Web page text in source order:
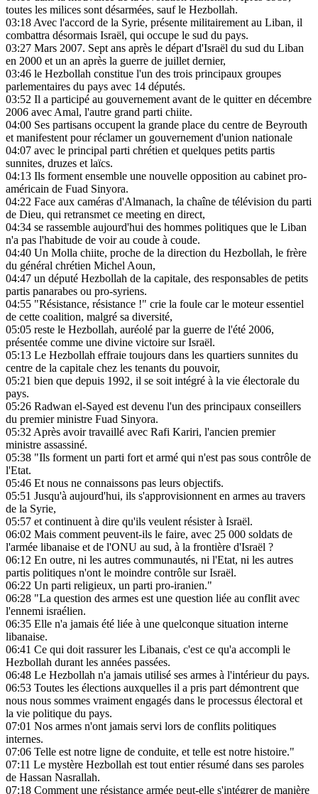
toutes les milices sont désarmées, sauf le Hezbollah.
03:18Avec l'accord de la Syrie, présente militairement au Liban, il
combattra désormais Israël, qui occupe le sud du pays.
03:27 Mars 2007. Sept ans après le départ d'Israël du sud du Liban
en 2000 et un an après la guerre de juillet dernier,
03:46 le Hezbollah constitue l'un des trois principaux groupes
parlementaires du pays avec 14 députés.
03:52 Il a participé au gouvernement avant de le quitter en décembre
2006 avec Amal, l'autre grand parti chiite.
04:00 Ses partisans occupent la grande place du centre de Beyrouth
et manifestent pour réclamer un gouvernement d'union nationale
04:07 avec le principal parti chrétien et quelques petits partis
sunnites, druzes et laïcs.
04:13 Ils forment ensemble une nouvelle opposition au cabinet pro-
américain de Fuad Sinyora.
04:22 Face aux caméras d'Almanach, la chaîne de télévision du parti
de Dieu, qui retransmet ce meeting en direct,
04:34 se rassemble aujourd'hui des hommes politiques que le Liban
n'a pas l'habitude de voir au coude à coude.
04:40 Un Molla chiite, proche de la direction du Hezbollah, le frère
du général chrétien Michel Aoun,
04:47 un député Hezbollah de la capitale, des responsables de petits
partis panarabes ou pro-syriens.
04:55 "Résistance, résistance !" crie la foule car le moteur essentiel
de cette coalition, malgré sa diversité,
05:05 reste le Hezbollah, auréolé par la guerre de l'été 2006,
présentée comme une divine victoire sur Israël.
05:13 Le Hezbollah effraie toujours dans les quartiers sunnites du
centre de la capitale chez les tenants du pouvoir,
05:21 bien que depuis 1992, il se soit intégré à la vie électorale du
pays.
05:26 Radwan el-Sayed est devenu l'un des principaux conseillers
du premier ministre Fuad Sinyora.
05:32Après avoir travaillé avec Rafi Kariri, l'ancien premier
ministre assassiné.
05:38 "Ils forment un parti fort et armé qui n'est pas sous contrôle de
l'Etat.
05:46 Et nous ne connaissons pas leurs objectifs.
05:51 Jusqu'à aujourd'hui, ils s'approvisionnent en armes au travers
de la Syrie,
05:57 et continuent à dire qu'ils veulent résister à Israël.
06:02 Mais comment peuvent-ils le faire, avec 25 000 soldats de
l'armée libanaise et de l'ONU au sud, à la frontière d'Israël ?
06:12 En outre, ni les autres communautés, ni l'Etat, ni les autres
partis politiques n'ont le moindre contrôle sur Israël.
06:22 Un parti religieux, un parti pro-iranien."
06:28 "La question des armes est une question liée au conflit avec
l'ennemi israélien.
06:35 Elle n'a jamais été liée à une quelconque situation interne
libanaise.
06:41 Ce qui doit rassurer les Libanais, c'est ce qu'a accompli le
Hezbollah durant les années passées.
06:48 Le Hezbollah n'a jamais utilisé ses armes à l'intérieur du pays.
06:53 Toutes les élections auxquelles il a pris part démontrent que
nous nous sommes vraiment engagés dans le processus électoral et
la vie politique du pays.
07:01 Nos armes n'ont jamais servi lors de conflits politiques
internes.
07:06 Telle est notre ligne de conduite, et telle est notre histoire."
07:11 Le mystère Hezbollah est tout entier résumé dans ses paroles
de Hassan Nasrallah.
07:18 Comment une résistance armée peut-elle s'intégrer de manière